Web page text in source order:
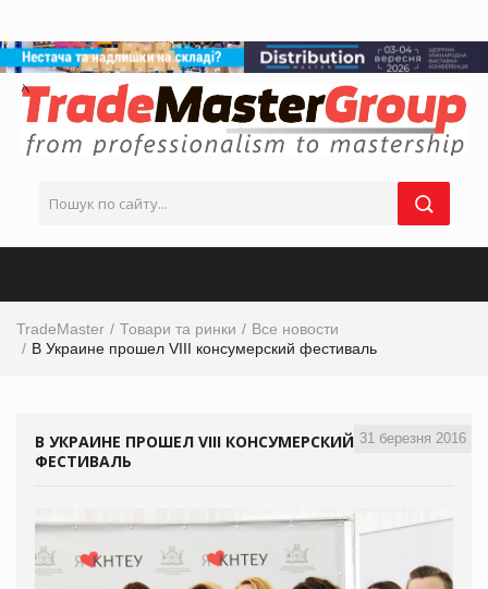
TradeMaster Товари та ринки
Все новости
В Украине прошел VIII консумерский фестиваль
31 березня 2016
В УКРАИНЕ ПРОШЕЛ VIII КОНСУМЕРСКИЙ
ФЕСТИВАЛЬ